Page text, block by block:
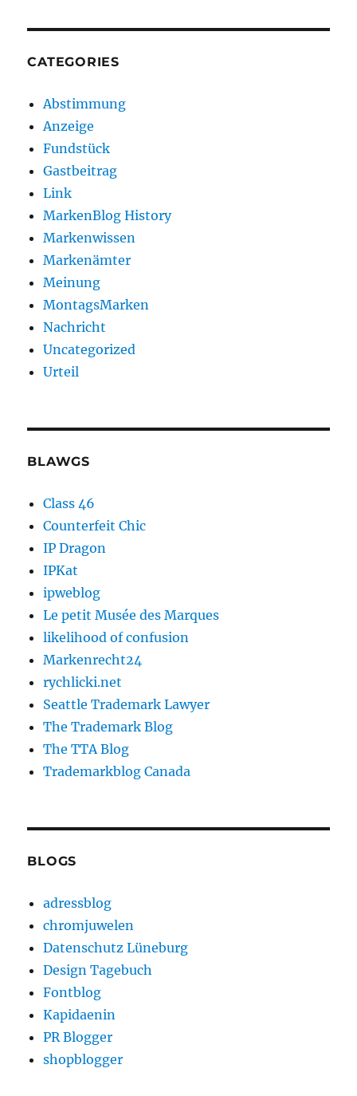
CATEGORIES
Abstimmung
Anzeige
Fundstück
Gastbeitrag
Link
MarkenBlog History
Markenwissen
Markenämter
Meinung
MontagsMarken
Nachricht
Uncategorized
Urteil
BLAWGS
Class 46
Counterfeit Chic
IP Dragon
IPKat
ipweblog
Le petit Musée des Marques
likelihood of confusion
Markenrecht24
rychlicki.net
Seattle Trademark Lawyer
The Trademark Blog
The TTA Blog
Trademarkblog Canada
BLOGS
adressblog
chromjuwelen
Datenschutz Lüneburg
Design Tagebuch
Fontblog
Kapidaenin
PR Blogger
shopblogger